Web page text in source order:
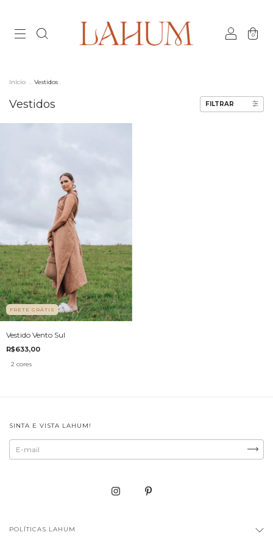
0
Início . Vestidos
Vestidos FILTRAR
FRETE GRÁTIS
Vestido Vento Sul
R$633,00
2 cores
SINTA E VISTA LAHUM!
POLÍTICAS LAHUM